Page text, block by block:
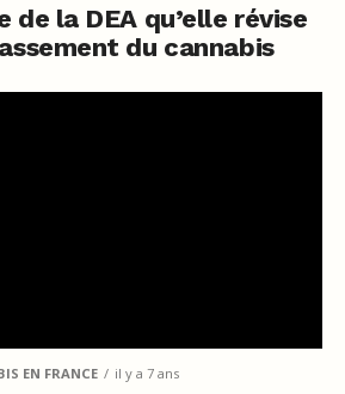
de la DEA qu’elle révise
du cannabis
EN FRANCE il y a 7 ans